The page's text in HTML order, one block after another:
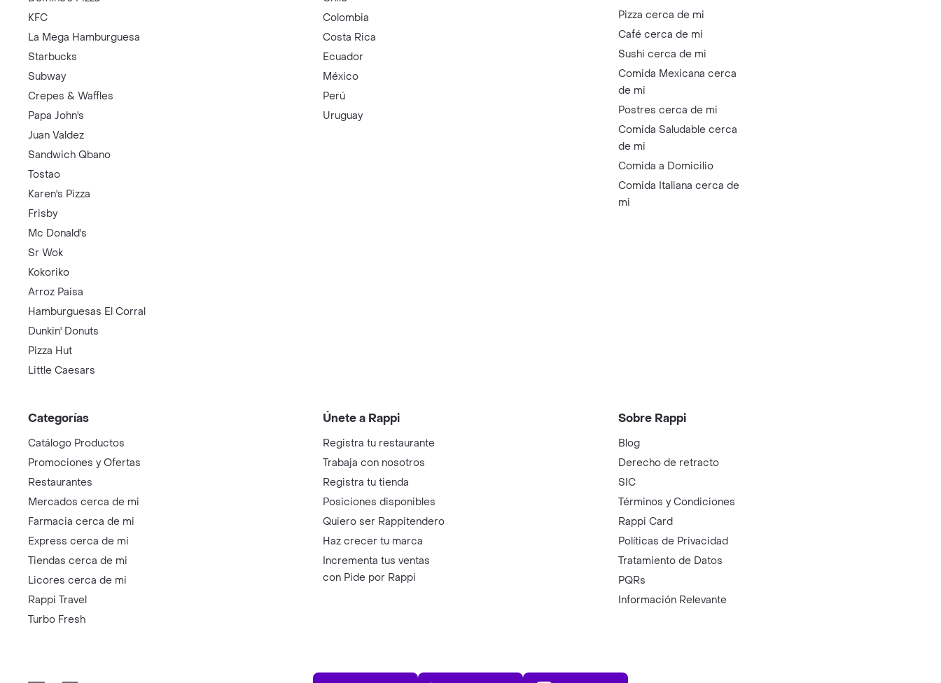
KFC
La Mega Hamburguesa
Starbucks
Subway
Crepes & Waffles
Papa John's
Juan Valdez
Sandwich Qbano
Tostao
Karen's Pizza
Frisby
Mc Donald's
Sr Wok
Kokoriko
Arroz Paisa
Hamburguesas El Corral
Dunkin' Donuts
Pizza Hut
Little Caesars
Colombia
Costa Rica
Ecuador
México
Perú
Uruguay
Pizza cerca de mi
Café cerca de mi
Sushi cerca de mi
Comida Mexicana cerca
de mi
Postres cerca de mi
Comida Saludable cerca
de mi
Comida a Domicilio
Comida Italiana cerca de
mi
Categorías
Catálogo Productos
Promociones y Ofertas
Restaurantes
Mercados cerca de mi
Farmacia cerca de mi
Express cerca de mi
Tiendas cerca de mi
Licores cerca de mi
Rappi Travel
Turbo Fresh
Únete a Rappi
Registra tu restaurante
Trabaja con nosotros
Registra tu tienda
Posiciones disponibles
Quiero ser Rappitendero
Haz crecer tu marca
Incrementa tus ventas
con Pide por Rappi
Sobre Rappi
Blog
Derecho de retracto
SIC
Términos y Condiciones
Rappi Card
Políticas de Privacidad
Tratamiento de Datos
PQRs
Información Relevante
App Store Play Store AppGallery